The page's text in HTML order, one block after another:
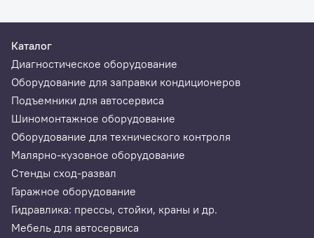
Каталог
Диагностическое оборудование
Оборудование для заправки кондиционеров
Подъемники для автосервиса
Шиномонтажное оборудование
Оборудование для технического контроля
Малярно-кузовное оборудование
Стенды сход-развал
Гаражное оборудование
Гидравлика: прессы, стойки, краны и др.
Мебель для автосервиса